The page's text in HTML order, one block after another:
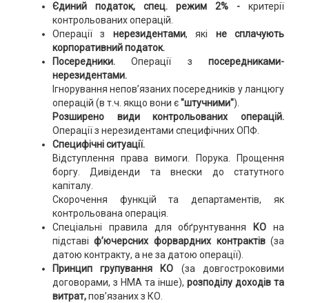
Єдиний податок, спец. режим 2% -критерії
контрольованих операцій.
Операції з нерезидентами, які не сплачують
корпоративний податок.
Посередники.Операції зпосередниками-
нерезидентами.
Ігнорування непов’язаних посередників у ланцюгу
операцій (в т.ч. якщо вони є"штучними").
Розширено види контрольованих операцій.
Операції з нерезидентами специфічних ОПФ.
Специфічні ситуації.
Відступлення права вимоги. Порука. Прощення
боргу. Дивіденди та внески до статутного
капіталу.
Скорочення функцій та департаментів, як
контрольована операція.
Спеціальні правила для обґрунтування
КОна
підставі ф’ючерсних форвардних контрактів(за
датою контракту, а не за датою операції).
Принцип групування КО (за довгостроковими
договорами, з НМА та інше),розподілу доходів та
витрат,пов’язаних з КО.